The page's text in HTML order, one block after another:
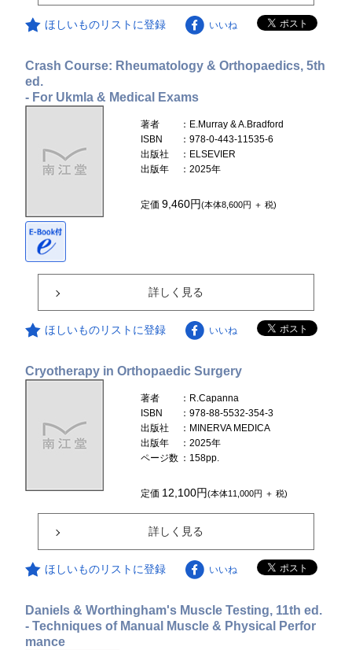
ほしいものリストに登録 いいね
Crash Course: Rheumatology & Orthopaedics, 5th
ed.
- For Ukmla & Medical Exams
著者
：E.Murray & A.Bradford
ISBN
：978-0-443-11535-6
出版社
：ELSEVIER
出版年
：2025年
定価9,460円(本体8,600円 ＋ 税)
詳しく見る
ほしいものリストに登録 いいね
Cryotherapy in Orthopaedic Surgery
著者
：R.Capanna
ISBN
：978-88-5532-354-3
出版社
：MINERVA MEDICA
出版年
：2025年
ページ数 ：158pp.
定価 12,100円(本体11,000円 ＋ 税)
詳しく見る
ほしいものリストに登録 いいね
Daniels & Worthingham's Muscle Testing, 11th ed.
- Techniques of Manual Muscle & Physical Perfor
mance